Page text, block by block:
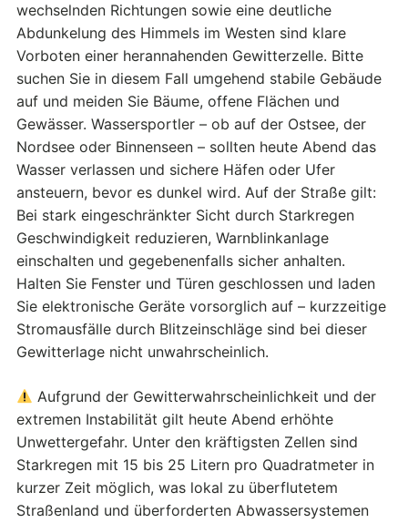
wechselnden Richtungen sowie eine deutliche
Abdunkelung des Himmels im Westen sind klare
Vorboten einer herannahenden Gewitterzelle. Bitte
suchen Sie in diesem Fall umgehend stabile Gebäude
auf und meiden Sie Bäume, offene Flächen und
Gewässer. Wassersportler – ob auf der Ostsee, der
Nordsee oder Binnenseen – sollten heute Abend das
Wasser verlassen und sichere Häfen oder Ufer
ansteuern, bevor es dunkel wird. Auf der Straße gilt:
Bei stark eingeschränkter Sicht durch Starkregen
Geschwindigkeit reduzieren, Warnblinkanlage
einschalten und gegebenenfalls sicher anhalten.
Halten Sie Fenster und Türen geschlossen und laden
Sie elektronische Geräte vorsorglich auf – kurzzeitige
Stromausfälle durch Blitzeinschläge sind bei dieser
Gewitterlage nicht unwahrscheinlich.
Aufgrund der Gewitterwahrscheinlichkeit und der
extremen Instabilität gilt heute Abend erhöhte
Unwettergefahr. Unter den kräftigsten Zellen sind
Starkregen mit 15 bis 25 Litern pro Quadratmeter in
kurzer Zeit möglich, was lokal zu überflutetem
Straßenland und überforderten Abwassersystemen